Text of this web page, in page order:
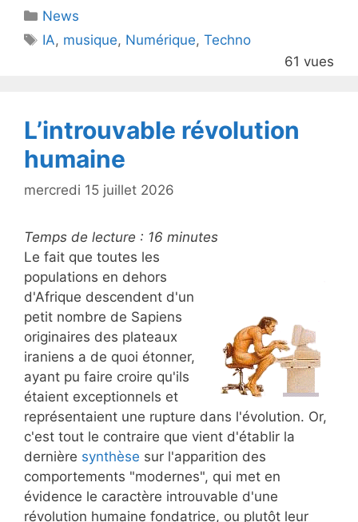
er
b
k
Catégories
News
Étiquettes
IA, musique, Numérique,Techno
61 vues
L’introuvable révolution
humaine
mercredi 15 juillet 2026
Temps de lecture : 16 minutes
Le fait que toutes les
populations en dehors
d'Afrique descendent d'un
petit nombre de Sapiens
originaires des plateaux
iraniens a de quoi étonner,
ayant pu faire croire qu'ils
étaient exceptionnels et
représentaient une rupture dans l'évolution. Or,
c'est tout le contraire que vient d'établir la
dernière synthèse sur l'apparition des
comportements "modernes", qui met en
évidence le caractère introuvable d'une
révolution humaine fondatrice, ou plutôt leur